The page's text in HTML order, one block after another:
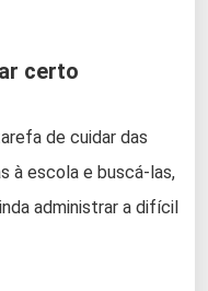
certo
de cuidar das
à escola e buscá-las,
administrar a difícil